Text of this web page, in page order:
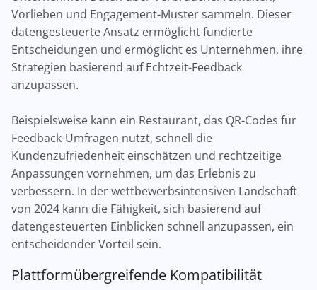
Vorlieben und Engagement-Muster sammeln. Dieser
datengesteuerte Ansatz ermöglicht fundierte
Entscheidungen und ermöglicht es Unternehmen, ihre
Strategien basierend auf Echtzeit-Feedback
anzupassen.
Beispielsweise kann ein Restaurant, das QR-Codes für
Feedback-Umfragen nutzt, schnell die
Kundenzufriedenheit einschätzen und rechtzeitige
Anpassungen vornehmen, um das Erlebnis zu
verbessern. In der wettbewerbsintensiven Landschaft
von 2024 kann die Fähigkeit, sich basierend auf
datengesteuerten Einblicken schnell anzupassen, ein
entscheidender Vorteil sein.
Plattformübergreifende Kompatibilität